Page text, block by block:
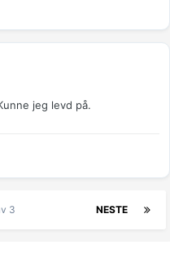
jeg levd på.
NESTE
3